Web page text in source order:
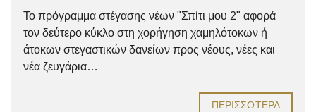
Το πρόγραμμα στέγασης νέων "Σπίτι μου 2" αφορά
τον δεύτερο κύκλο στη χορήγηση χαμηλότοκων ή
άτοκων στεγαστικών δανείων προς νέους, νέες και
νέα ζευγάρια…
ΠΕΡΙΣΣΌΤΕΡΑ